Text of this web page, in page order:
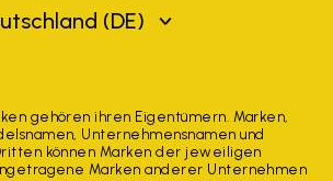
(DE)
gehören ihren Eigentümern. Marken,
Unternehmensnamen und
können Marken der jeweiligen
Marken anderer Unternehmen